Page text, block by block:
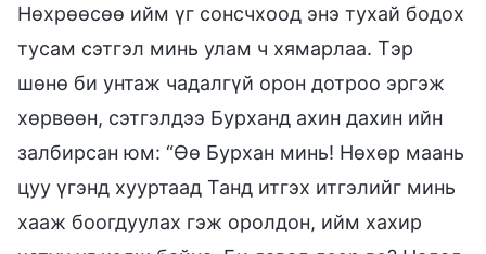
Нөхрөөсөө ийм үг сонсчхоод энэ тухай бодох
тусам сэтгэл минь улам ч хямарлаа. Тэр
шөнө би унтаж чадалгүй орон дотроо эргэж
хөрвөөн, сэтгэлдээ Бурханд ахин дахин ийн
залбирсан юм: “Өө Бурхан минь! Нөхөр маань
цуу үгэнд хууртаад Танд итгэх итгэлийг минь
хааж боогдуулах гэж оролдон, ийм хахир